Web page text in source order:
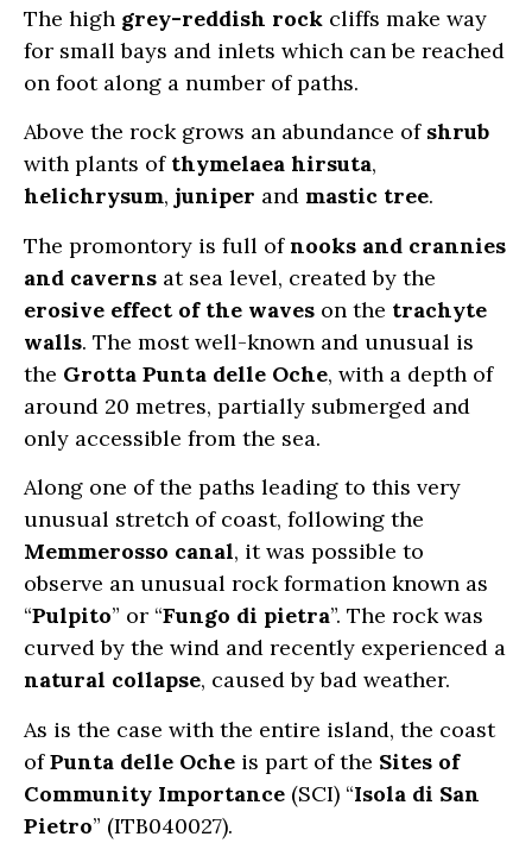
The high grey-reddish rock cliffs make way
for small bays and inlets which can be reached
on foot along a number of paths.
Above the rock grows an abundance of shrub
with plants of thymelaea hirsuta,
helichrysum, juniper and mastic tree.
The promontory is full ofnooks and crannies
and caverns at sea level, created by the
erosive effect of the waves on the trachyte
walls. The most well-known and unusual is
the Grotta Punta delle Oche, with a depth of
around 20 metres, partially submerged and
only accessible from the sea.
Along one of the paths leading to this very
unusual stretch of coast, following the
Memmerosso canal, it was possible to
observe an unusual rock formation known as
“Pulpito” or “Fungo di pietra”. The rock was
curved by the wind and recently experienced a
natural collapse, caused by bad weather.
As is the case with the entire island, the coast
ofPunta delle Oche is part of the Sites of
Community Importance (SCI) “Isola di San
Pietro” (ITB040027).